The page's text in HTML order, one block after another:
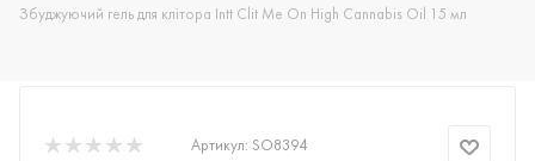
Збуджуючий гель для клітора Intt Clit Me On High Cannabis Oil 15 мл
Артикул: SO8394